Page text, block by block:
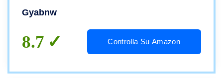
Cappotto a Vento All’aperto Primaverile
Estivo Autunno Verde/Grigio, L
Gyabnw
8.7 Controlla Su Amazon